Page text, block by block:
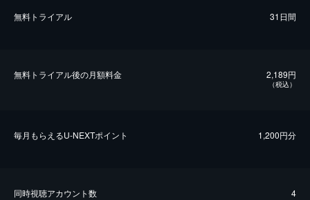
無料トライアル 31日間
無料トライアル後の⽉額料金 2,189円
（税込）
毎⽉もらえるU-NEXTポイント 1,200円分
同時視聴アカウント数 4